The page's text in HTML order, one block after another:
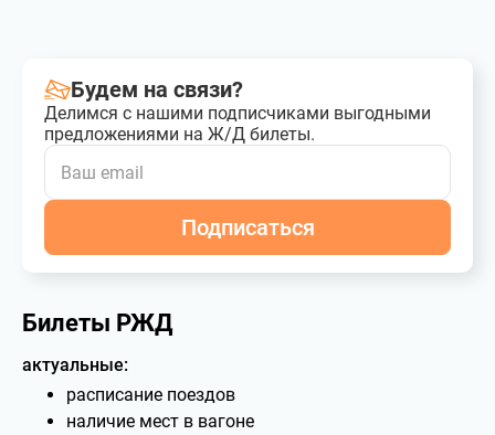
Будем на связи?
Делимся с нашими подписчиками выгодными
предложениями на Ж/Д билеты.
Подписаться
Билеты РЖД
актуальные:
расписание поездов
наличие мест в вагоне